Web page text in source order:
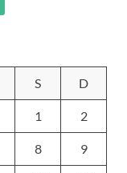
S D
1 2
8 9